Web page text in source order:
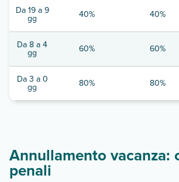
Da 19 a 9
gg 40% 40%
Da 8 a 4
gg 60% 60%
Da 3 a 0
gg 80% 80%
Annullamento vacanza:
penali